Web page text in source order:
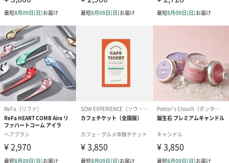
紅茶・コーヒー・スイーツ
紅茶・コーヒー・スイーツを同梱してお届けいたします。ギフト
への＋αにおすすめです。
アールグレイ（HAPPY
アールグレイティー
フルーツティ